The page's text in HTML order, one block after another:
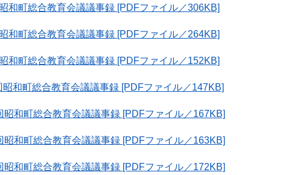
和町総合教育会議議事録 [PDFファイル／306KB]
和町総合教育会議議事録 [PDFファイル／264KB]
和町総合教育会議議事録 [PDFファイル／152KB]
和町総合教育会議議事録 [PDFファイル／147KB]
昭和町総合教育会議議事録 [PDFファイル／167KB]
昭和町総合教育会議議事録 [PDFファイル／163KB]
昭和町総合教育会議議事録 [PDFファイル／172KB]